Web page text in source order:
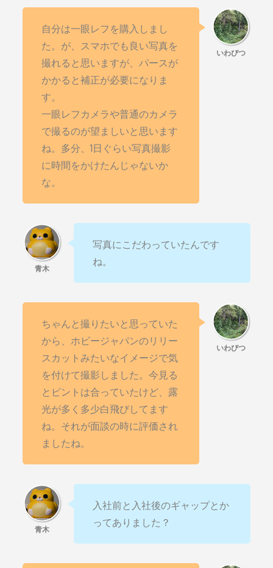
自分は一眼レフを購入しまし
た。が、スマホでも良い写真を
撮れると思いますが、パースが
かかると補正が必要になりま
す。
一眼レフカメラや普通のカメラ
で撮るのが望ましいと思います
ね。多分、1日ぐらい写真撮影
に時間をかけたんじゃないか
な。
写真にこだわっていたんです
ね。
ちゃんと撮りたいと思っていた
から、ホビージャパンのリリー
スカットみたいなイメージで気
を付けて撮影しました。今見る
とピントは合っていたけど、露
光が多く多少白飛びしてます
ね。それが面談の時に評価され
ましたね。
入社前と入社後のギャップとか
ってありました？